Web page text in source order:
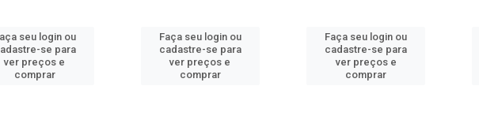
seu login ou
se para
ver preços e
comprar
Faça seu login ou
cadastre-se para
ver preços e
comprar
Faça seu login ou
cadastre-se para
ver preços e
comprar